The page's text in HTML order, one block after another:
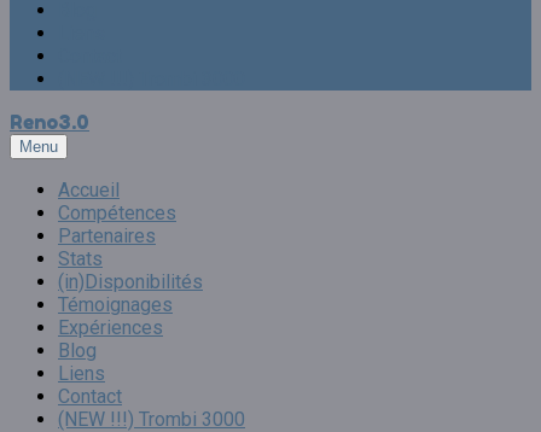
Reno3.0
Menu
Accueil
Compétences
Partenaires
Stats
(in)Disponibilités
Témoignages
Expériences
Blog
Liens
Contact
(NEW !!!) Trombi 3000